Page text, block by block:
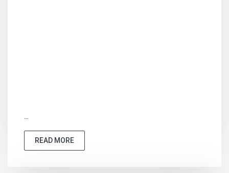
...
READ MORE